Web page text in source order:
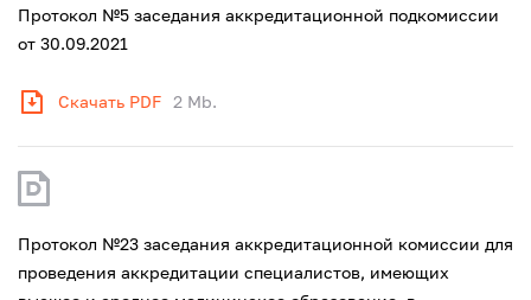
Протокол №5 заседания аккредитационной подкомиссии
от 30.09.2021
Скачать PDF 2 Mb.
Протокол №23 заседания аккредитационной комиссии для
проведения аккредитации специалистов, имеющих